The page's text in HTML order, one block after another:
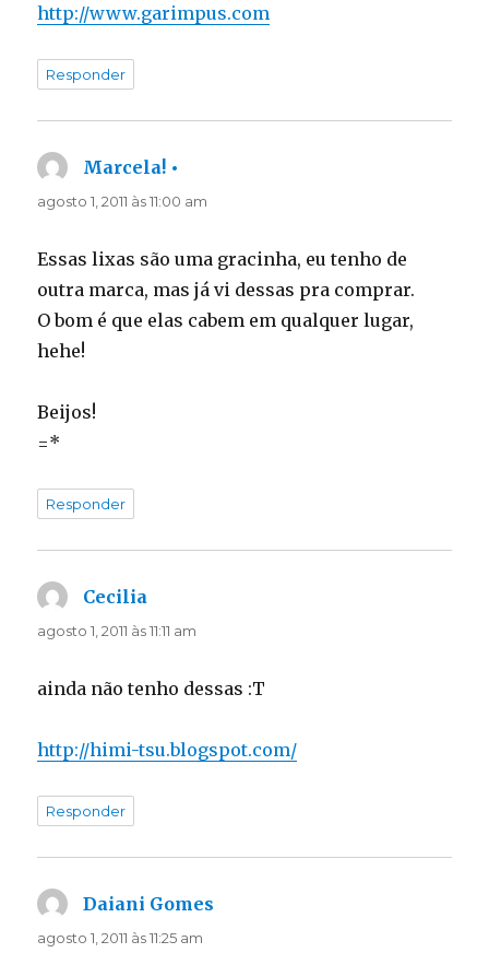
http://www.garimpus.com
Responder
Marcela! •
agosto 1, 2011 às 11:00 am
Essas lixas são uma gracinha, eu tenho de
outra marca, mas já vi dessas pra comprar.
O bom é que elas cabem em qualquer lugar,
hehe!
Beijos!
=*
Responder
Cecilia
agosto 1, 2011 às 11:11 am
ainda não tenho dessas :T
http://himi-tsu.blogspot.com/
Responder
Daiani Gomes
agosto 1, 2011 às 11:25 am